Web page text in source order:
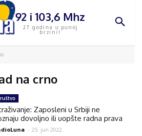
92 i 103,6 Mhz
27 godina u punoj
brzini!
na crno
Zaposleni u Srbiji ne
dovoljno ili uopšte radna prava
- 25. jun 2022.